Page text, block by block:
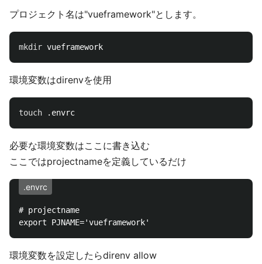
プロジェクト名は"vueframework"とします。
mkdir
環境変数はdirenvを使用
touch
必要な環境変数はここに書き込む
ここではprojectnameを定義しているだけ
.envrc
# projectname
環境変数を設定したらdirenv allow